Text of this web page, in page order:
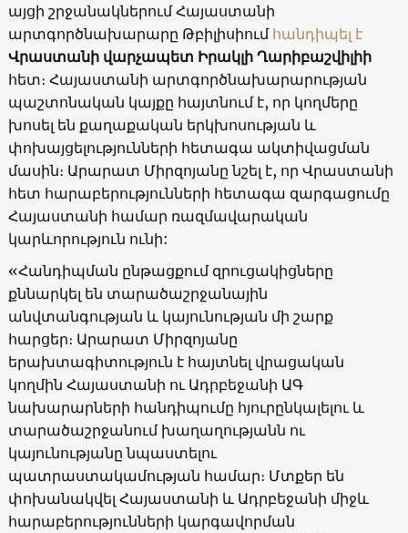
այցի շրջանակներում Հայաստանի
արտգործնախարարը Թբիլիսիում հանդիպել է
Վրաստանի վարչապետ Իրակլի Ղարիբաշվիլիի
հետ։ Հայաստանի արտգործնախարարության
պաշտոնական կայքը հայտնում է, որ կողմերը
խոսել են քաղաքական երկխոսության և
փոխայցելությունների հետագա ակտիվացման
մասին։ Արարատ Միրզոյանը նշել է, որ Վրաստանի
հետ հարաբերությունների հետագա զարգացումը
Հայաստանի համար ռազմավարական
կարևորություն ունի:
«Հանդիպման ընթացքում զրուցակիցները
քննարկել են տարածաշրջանային
անվտանգության և կայունության մի շարք
հարցեր։ Արարատ Միրզոյանը
երախտագիտություն է հայտնել վրացական
կողմին Հայաստանի ու Ադրբեջանի ԱԳ
նախարարների հանդիպումը հյուրընկալելու և
տարածաշրջանում խաղաղությանն ու
կայունությանը նպաստելու
պատրաստակամության համար։ Մտքեր են
փոխանակվել Հայաստանի և Ադրբեջանի միջև
հարաբերությունների կարգավորման